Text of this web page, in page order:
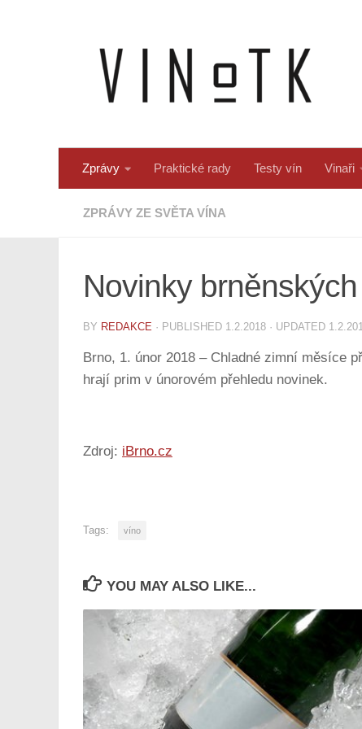
Zprávy Praktické rady Testy vín Vinaři
ZPRÁVY ZE SVĚTA VÍNA
Novinky
BY REDAKCE · PUBLISHED 1.2.2018 · UPDATED
Brno, 1. únor 2018 – Chladné zimní měsíce
hrají prim v únorovém přehledu novinek.
Zdroj: iBrno.cz
Tags: víno
YOU MAY ALSO LIKE...